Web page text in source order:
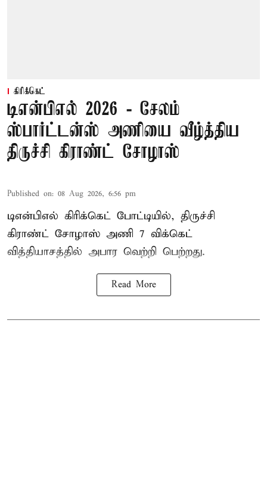
கிரிக்கெட்
டிஎன்பிஎல் 2026 - சேலம்
ஸ்பார்ட்டன்ஸ் அணியை வீழ்த்திய
திருச்சி கிராண்ட் சோழாஸ்
Published on: 08 Aug 2026, 6:56 pm
டிஎன்பிஎல் கிரிக்கெட் போட்டியில், திருச்சி
கிராண்ட் சோழாஸ் அணி 7 விக்கெட்
வித்தியாசத்தில் அபார வெற்றி பெற்றது.
Read More